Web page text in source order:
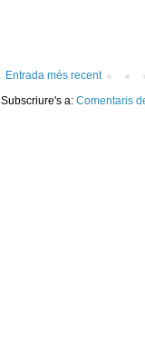
Entrada més recent
Subscriure's a: Comentaris